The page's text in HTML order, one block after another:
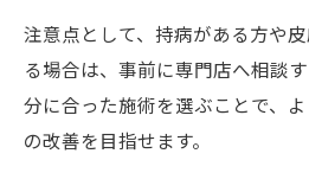
男性専用ヘッドスパで
新潟のヘッドスパ専門
ヘッドスパ新潟ランキ
注意点として、持病がある方や
る場合は、事前に専門店へ相談
分に合った施術を選ぶことで、
の改善を目指せます。